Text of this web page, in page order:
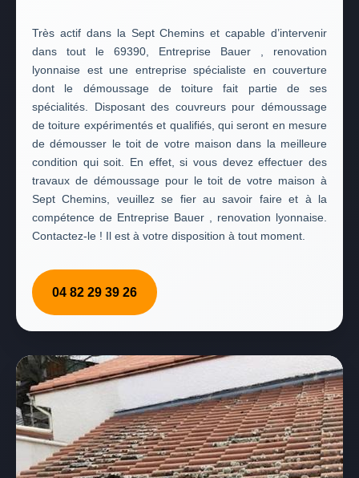
Très actif dans la Sept Chemins et capable d’intervenir
dans tout le 69390, Entreprise Bauer , renovation
lyonnaise est une entreprise spécialiste en couverture
dont le démoussage de toiture fait partie de ses
spécialités. Disposant des couvreurs pour démoussage
de toiture expérimentés et qualifiés, qui seront en mesure
de démousser le toit de votre maison dans la meilleure
condition qui soit. En effet, si vous devez effectuer des
travaux de démoussage pour le toit de votre maison à
Sept Chemins, veuillez se fier au savoir faire et à la
compétence de Entreprise Bauer , renovation lyonnaise.
Contactez-le ! Il est à votre disposition à tout moment.
04 82 29 39 26